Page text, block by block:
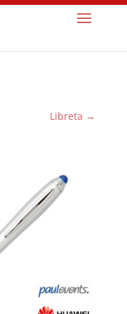
Libreta →